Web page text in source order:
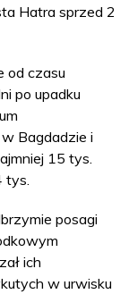
Hatra sprzed 2
od czasu
po upadku
Bagdadzie i
15 tys.
tys.
posagi
ich
w urwisku